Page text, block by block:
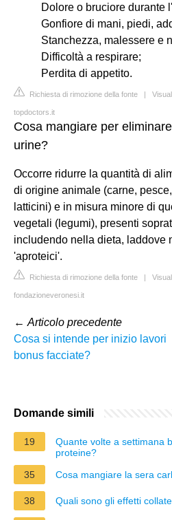
Dolore o bruciore durante
Gonfiore di mani, piedi,
Stanchezza, malessere e
Difficoltà a respirare;
Perdita di appetito.
Richiesta di rimozione della fonte |
topdoctors.it
Cosa mangiare per
urine?
Occorre ridurre la quantità di
di origine animale (carne,
latticini) e in misura minore di
vegetali (legumi), presenti
includendo nella dieta, laddove
'aproteici'.
Richiesta di rimozione della fonte |
fondazioneveronesi.it
← Articolo precedente
Cosa si intende per inizio lavori
bonus facciate?
Domande simili
19
Quante volte a settimana
proteine?
35
Cosa mangiare la sera
38 Quali sono gli effetti